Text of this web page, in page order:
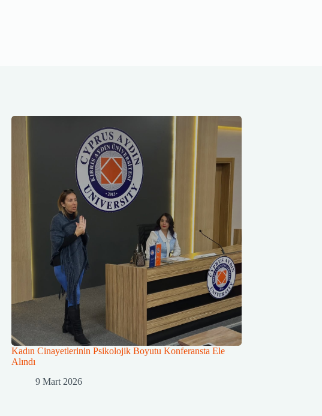
Kadın Cinayetlerinin Psikolojik Boyutu Konferansta Ele
Alındı
9 Mart 2026